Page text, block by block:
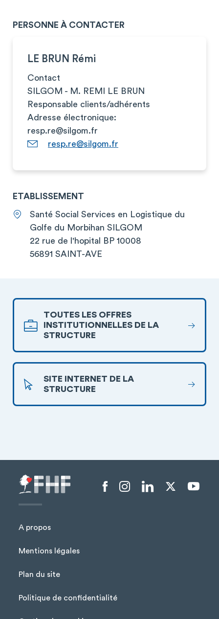
PERSONNE À CONTACTER
LE BRUN Rémi
Contact
SILGOM - M. REMI LE BRUN
Responsable clients/adhérents
Adresse électronique:
resp.re@silgom.fr
resp.re@silgom.fr
ETABLISSEMENT
Santé Social Services en Logistique du
Golfe du Morbihan SILGOM
22 rue de l'hopital BP 10008
56891 SAINT-AVE
TOUTES LES OFFRES
INSTITUTIONNELLES DE LA
STRUCTURE
SITE INTERNET DE LA
STRUCTURE
Menu Pied de page
A propos
Mentions légales
Plan du site
Politique de confidentialité
Menu liens sociaux